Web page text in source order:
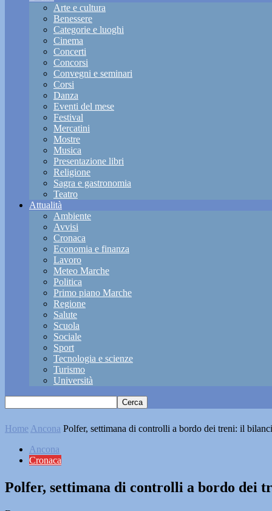
Arte e cultura
Benessere
Categorie e luoghi
Cinema
Concerti
Concorsi
Convegni e seminari
Corsi
Danza
Eventi del mese
Festival
Mercatini
Mostre
Musica
Presentazione libri
Religione
Sagra e gastronomia
Teatro
Attualità
Ambiente
Avvisi
Cronaca
Economia e finanza
Lavoro
Meteo Marche
Politica
Primo piano Marche
Regione
Salute
Scuola
Sociale
Sport
Tecnologia e scienze
Turismo
Università
Home Ancona Polfer, settimana di controlli a bordo dei treni: il
Ancona
Cronaca
Polfer, settimana di controlli a bordo dei